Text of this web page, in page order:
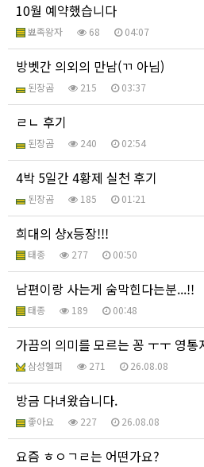
10월 예약했습니다
뾰족왕자 68 04:07
방벳간 의외의 만남(ㄲ 아님)
된장곰 215 03:37
ㄹㄴ 후기
된장곰 240 02:54
4박 5일간 4황제 실천 후기
된장곰 185 01:21
희대의 샹x등장!!!
태종 277 00:50
남편이랑 사는게 숨막힌다는분...!!
태종 189 00:48
가끔의 의미를 모르는 꽁 ㅜㅜ 영통
삼성헬퍼 271 26.08.08
방금 다녀왔습니다.
좋아요 227 26.08.08
요즘 ㅎㅇㄱㄹ는 어떤가요?